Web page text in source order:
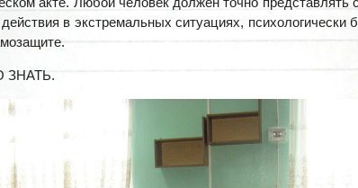
в экстремальных ситуациях, психологически
ЗНАТЬ.